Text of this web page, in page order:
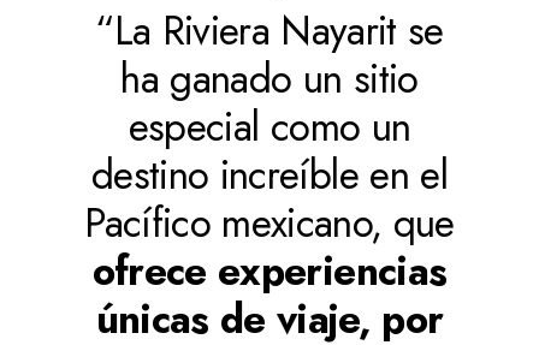
“La Riviera Nayarit se
ha ganado un sitio
especial como un
destino increíble en el
Pacífico mexicano, que
ofrece experiencias
únicas de viaje, por